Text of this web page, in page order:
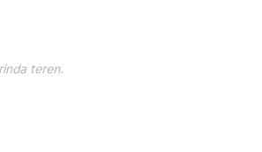
teren.